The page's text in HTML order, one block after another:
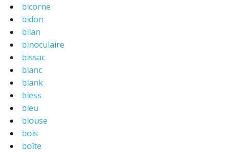
bicorne
bidon
bilan
binoculaire
bissac
blanc
blank
bless
bleu
blouse
bois
boîte